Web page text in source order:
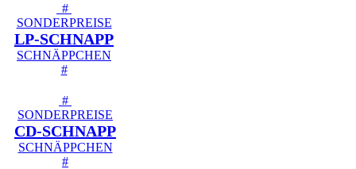
#
SONDERPREISE
LP-SCHNAPP
SCHNÄPPCHEN
#
#
SONDERPREISE
CD-SCHNAPP
SCHNÄPPCHEN
#